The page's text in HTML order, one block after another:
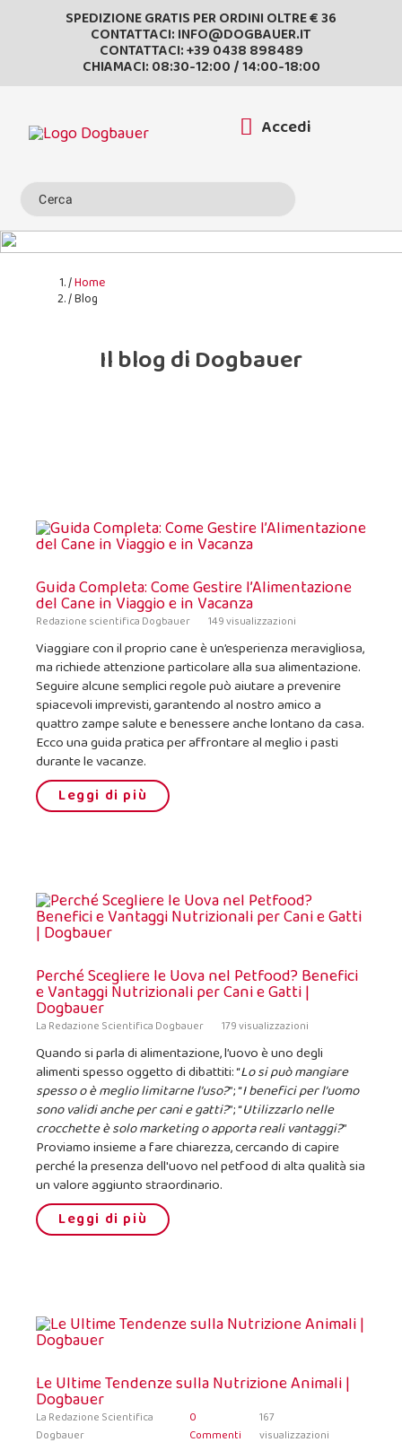
SPEDIZIONE GRATIS PER ORDINI OLTRE € 36
CONTATTACI: INFO@DOGBAUER.IT
CONTATTACI:+39 0438 898489
CHIAMACI: 08:30-12:00 / 14:00-18:00
Accedi
Home
Blog
Il blog di Dogbauer
Guida Completa: Come Gestire l’Alimentazione
del Cane in Viaggio e in Vacanza
Redazione scientifica Dogbauer 149 visualizzazioni
Viaggiare con il proprio cane è un’esperienza meravigliosa,
ma richiede attenzione particolare alla sua alimentazione.
Seguire alcune semplici regole può aiutare a prevenire
spiacevoli imprevisti, garantendo al nostro amico a
quattro zampe salute e benessere anche lontano da casa.
Ecco una guida pratica per affrontare al meglio i pasti
durante le vacanze.
Leggi di più
Perché Scegliere le Uova nel Petfood? Benefici
e Vantaggi Nutrizionali per Cani e Gatti |
Dogbauer
La Redazione Scientifica Dogbauer 179 visualizzazioni
Quando si parla di alimentazione, l’uovo è uno degli
alimenti spesso oggetto di dibattiti: “Lo si può mangiare
spesso o è meglio limitarne l’uso?”; “I benefici per l’uomo
sono validi anche per cani e gatti?”; “Utilizzarlo nelle
crocchette è solo marketing o apporta reali vantaggi?”
Proviamo insieme a fare chiarezza, cercando di capire
perché la presenza dell'uovo nel petfood di alta qualità sia
un valore aggiunto straordinario.
Leggi di più
Le Ultime Tendenze sulla Nutrizione Animali |
Dogbauer
La Redazione Scientifica
Dogbauer
0
Commenti
167
visualizzazioni